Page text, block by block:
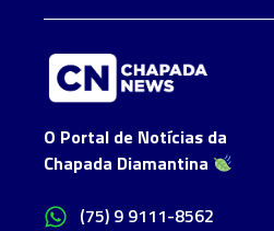
O Portal de Notícias da
Chapada Diamantina
(75) 9 9111-8562